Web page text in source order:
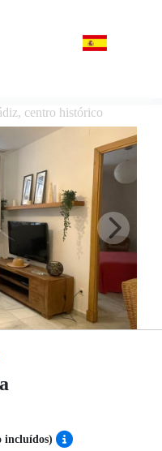
centro histórico
incluídos)